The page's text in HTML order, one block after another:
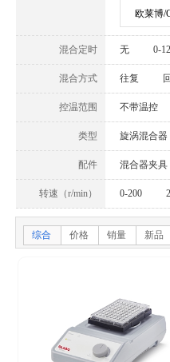
欧莱博/
混合定时 无 0-
混合方式 往复
控温范围 不带温控
类型 旋涡混合器
配件 混合器夹具
转速（r/min） 0-200
综合 价格 销量 新品